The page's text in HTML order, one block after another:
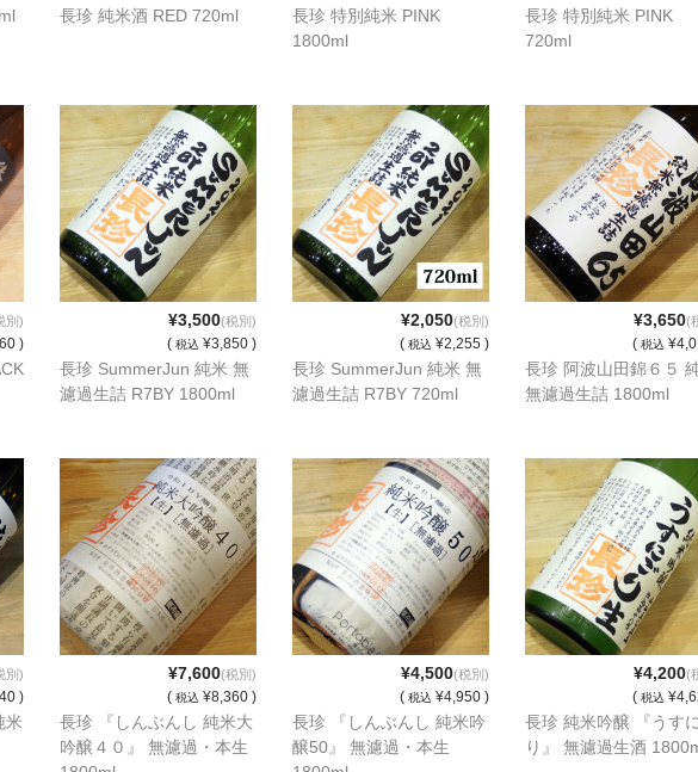
長珍 純米酒 RED 720ml
長珍 特別純米 PINK
1800ml
長珍 特別純米 PINK
720ml
別)
)
¥3,500(税別)
( 税込 ¥3,850 )
長珍 SummerJun 純米 無
濾過生詰 R7BY 1800ml
¥2,050(税別)
( 税込 ¥2,255 )
長珍 SummerJun 純米 無
濾過生詰 R7BY 720ml
¥3,650(
( 税込
長珍 阿波山田錦６５
無濾過生詰 1800ml
別)
)
米
¥7,600(税別)
( 税込 ¥8,360 )
長珍 『しんぶんし 純米大
吟醸４０』 無濾過・本生
¥4,500(税別)
( 税込 ¥4,950 )
長珍 『しんぶんし 純米吟
醸50』 無濾過・本生
¥4,200(
( 税込
長珍 純米吟醸 『うす
り』 無濾過生酒